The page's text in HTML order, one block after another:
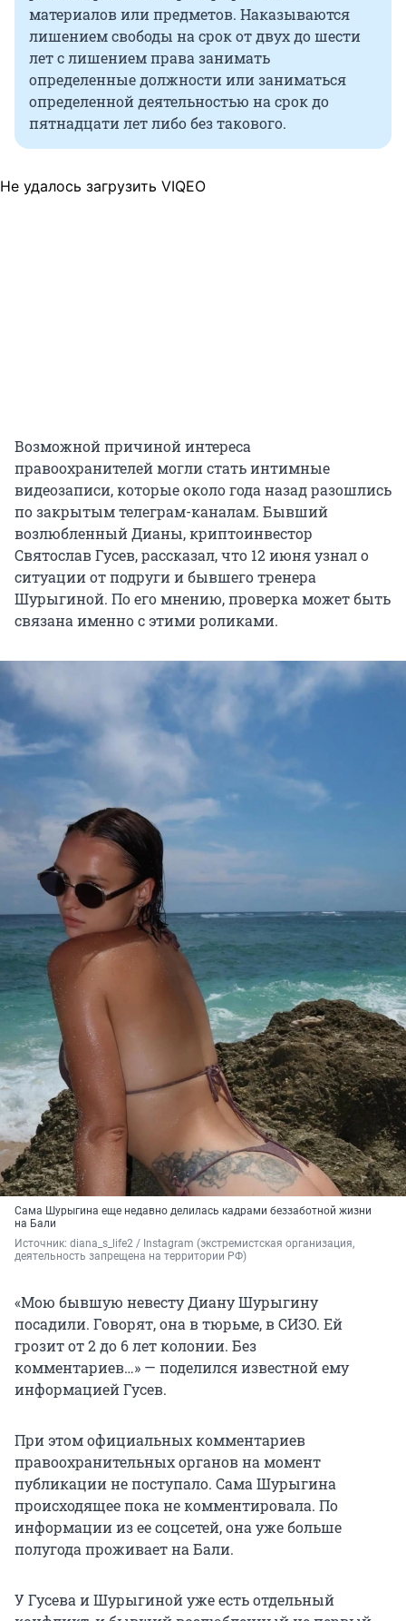
материалов или предметов. Наказываются
лишением свободы на срок от двух до шести
лет с лишением права занимать
определенные должности или заниматься
определенной деятельностью на срок до
пятнадцати лет либо без такового.
Не удалось загрузить VIQEO
Возможной причиной интереса
правоохранителей могли стать интимные
видеозаписи, которые около года назад разошлись
по закрытым телеграм-каналам. Бывший
возлюбленный Дианы, криптоинвестор
Святослав Гусев, рассказал, что 12 июня узнал о
ситуации от подруги и бывшего тренера
Шурыгиной. По его мнению, проверка может быть
связана именно с этими роликами.
Сама Шурыгина еще недавно делилась кадрами беззаботной жизни
на Бали
Источник: diana_s_life2 / Instagram (экстремистская организация,
деятельность запрещена на территории РФ)
«Мою бывшую невесту Диану Шурыгину
посадили. Говорят, она в тюрьме, в СИЗО. Ей
грозит от 2 до 6 лет колонии. Без
комментариев…» — поделился известной ему
информацией Гусев.
При этом официальных комментариев
правоохранительных органов на момент
публикации не поступало. Сама Шурыгина
происходящее пока не комментировала. По
информации из ее соцсетей, она уже больше
полугода проживает на Бали.
У Гусева и Шурыгиной уже есть отдельный